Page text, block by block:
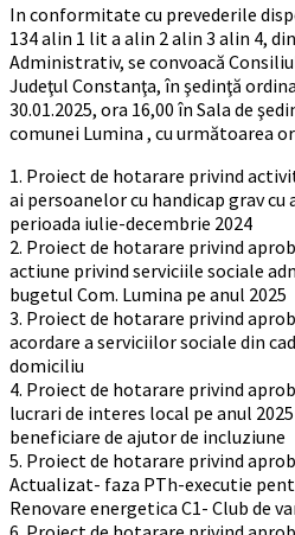
In conformitate cu prevederile
134 alin 1 lit a alin 2 alin 3 alin 4,
Administrativ, se convoacă
Judeţul Constanţa, în şedinţă
30.01.2025, ora 16,00 în Sala de
comunei Lumina , cu următoarea
1. Proiect de hotarare privind
ai persoanelor cu handicap grav
perioada iulie-decembrie 2024
2. Proiect de hotarare privind
actiune privind serviciile sociale
bugetul Com. Lumina pe anul 2025
3. Proiect de hotarare privind
acordare a serviciilor sociale din
domiciliu
4. Proiect de hotarare privind
lucrari de interes local pe anul
beneficiare de ajutor de incluziune
5. Proiect de hotarare privind
Actualizat- faza PTh-executie
Renovare energetica C1- Club de